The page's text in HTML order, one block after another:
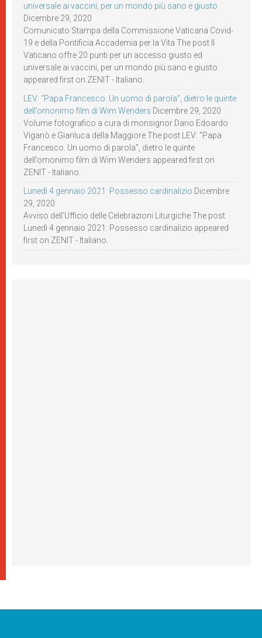
universale ai vaccini, per un mondo più sano e giusto
Dicembre 29, 2020
Comunicato Stampa della Commissione Vaticana Covid-
19 e della Pontificia Accademia per la Vita The post Il
Vaticano offre 20 punti per un accesso giusto ed
universale ai vaccini, per un mondo più sano e giusto
appeared first on ZENIT - Italiano.
LEV: “Papa Francesco. Un uomo di parola”, dietro le quinte
dell’omonimo film di Wim Wenders Dicembre 29, 2020
Volume fotografico a cura di monsignor Dario Edoardo
Viganò e Gianluca della Maggiore The post LEV: “Papa
Francesco. Un uomo di parola”, dietro le quinte
dell’omonimo film di Wim Wenders appeared first on
ZENIT - Italiano.
Lunedì 4 gennaio 2021: Possesso cardinalizio Dicembre
29, 2020
Avviso dell’Ufficio delle Celebrazioni Liturgiche The post
Lunedì 4 gennaio 2021: Possesso cardinalizio appeared
first on ZENIT - Italiano.